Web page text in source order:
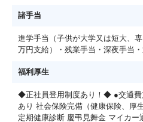
諸手当
進学手当（子供が大学又は短大、
万円支給）・残業手当・深夜手当
福利厚生
◆正社員登用制度あり！◆ ●交通費
あり 社会保険完備（健康保険、厚
定期健康診断 慶弔見舞金 マイカー